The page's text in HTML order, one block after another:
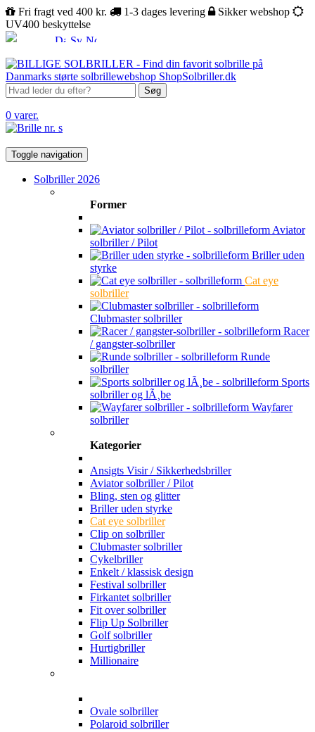
Fri fragt ved 400 kr. 1-3 dages levering
Sikker webshop
UV400 beskyttelse
Søg
0 varer.
Toggle navigation
Solbriller 2026
Former
Aviator
solbriller / Pilot
Briller uden
styrke
Cat eye
solbriller
Clubmaster solbriller
Racer
/ gangster-solbriller
Runde
solbriller
Sports
solbriller og lÃ¸be
Wayfarer
solbriller
Kategorier
Ansigts Visir / Sikkerhedsbriller
Aviator solbriller / Pilot
Bling, sten og glitter
Briller uden styrke
Cat eye solbriller
Clip on solbriller
Clubmaster solbriller
Cykelbriller
Enkelt / klassisk design
Festival solbriller
Firkantet solbriller
Fit over solbriller
Flip Up Solbriller
Golf solbriller
Hurtigbriller
Millionaire
Ovale solbriller
Polaroid solbriller